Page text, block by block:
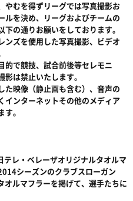
やむを得ずリーグでは写真撮影お
ルを決め、リーグおよびチームの
の通りお願いをしております。
ンズを使用した写真撮影、ビデオ
的で競技、試合前後等セレモニ
は禁止いたします。
た映像（静止画も含む）、音声の
インターネットその他のメディア
。
レ・ベレーザオリジナルタオルマ
シーズンのクラブスローガン
オルマフラーを掲げて、選手たちに